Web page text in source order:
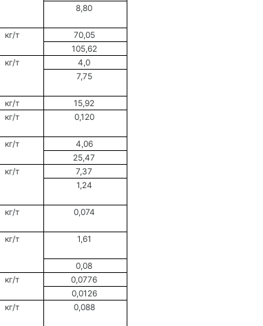
8,80
кг/т
70,05
105,62
кг/т
4,0
7,75
кг/т
15,92
кг/т 0,120
кг/т
4,06
25,47
кг/т
7,37
1,24
кг/т 0,074
кг/т 1,61
0,08
кг/т
0,0776
0,0126
кг/т 0,088